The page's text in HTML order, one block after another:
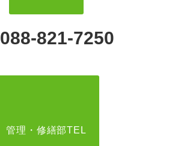
088-821-7250
管理・修繕部TEL